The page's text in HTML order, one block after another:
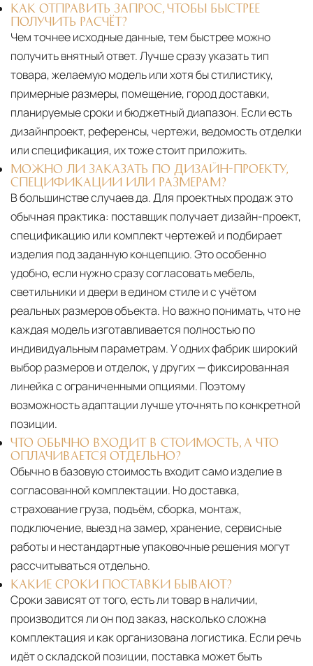
КАК ОТПРАВИТЬ ЗАПРОС, ЧТОБЫ БЫСТРЕЕ
ПОЛУЧИТЬ РАСЧЁТ?
Чем точнее исходные данные, тем быстрее можно
получить внятный ответ. Лучше сразу указать тип
товара, желаемую модель или хотя бы стилистику,
примерные размеры, помещение, город доставки,
планируемые сроки и бюджетный диапазон. Если есть
дизайнпроект, референсы, чертежи, ведомость отделки
или спецификация, их тоже стоит приложить.
МОЖНО ЛИ ЗАКАЗАТЬ ПО ДИЗАЙН-ПРОЕКТУ,
СПЕЦИФИКАЦИИ ИЛИ РАЗМЕРАМ?
В большинстве случаев да. Для проектных продаж это
обычная практика: поставщик получает дизайн-проект,
спецификацию или комплект чертежей и подбирает
изделия под заданную концепцию. Это особенно
удобно, если нужно сразу согласовать мебель,
светильники и двери в едином стиле и с учётом
реальных размеров объекта. Но важно понимать, что не
каждая модель изготавливается полностью по
индивидуальным параметрам. У одних фабрик широкий
выбор размеров и отделок, у других — фиксированная
линейка с ограниченными опциями. Поэтому
возможность адаптации лучше уточнять по конкретной
позиции.
ЧТО ОБЫЧНО ВХОДИТ В СТОИМОСТЬ, А ЧТО
ОПЛАЧИВАЕТСЯ ОТДЕЛЬНО?
Обычно в базовую стоимость входит само изделие в
согласованной комплектации. Но доставка,
страхование груза, подъём, сборка, монтаж,
подключение, выезд на замер, хранение, сервисные
работы и нестандартные упаковочные решения могут
рассчитываться отдельно.
КАКИЕ СРОКИ ПОСТАВКИ БЫВАЮТ?
Сроки зависят от того, есть ли товар в наличии,
производится ли он под заказ, насколько сложна
комплектация и как организована логистика. Если речь
идёт о складской позиции, поставка может быть